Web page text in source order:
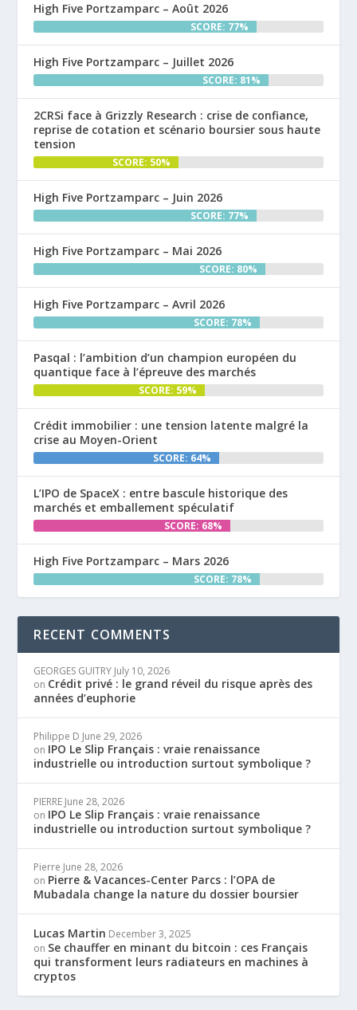
High Five Portzamparc – Août 2026
SCORE: 77%
High Five Portzamparc – Juillet 2026
SCORE: 81%
2CRSi face à Grizzly Research : crise de confiance,
reprise de cotation et scénario boursier sous haute
tension
SCORE: 50%
High Five Portzamparc – Juin 2026
SCORE: 77%
High Five Portzamparc – Mai 2026
SCORE: 80%
High Five Portzamparc – Avril 2026
SCORE: 78%
Pasqal : l’ambition d’un champion européen du
quantique face à l’épreuve des marchés
SCORE: 59%
Crédit immobilier : une tension latente malgré la
crise au Moyen-Orient
SCORE: 64%
L’IPO de SpaceX : entre bascule historique des
marchés et emballement spéculatif
SCORE: 68%
High Five Portzamparc – Mars 2026
SCORE: 78%
RECENT COMMENTS
GEORGES GUITRY July 10, 2026
on Crédit privé : le grand réveil du risque après des
années d’euphorie
Philippe D June 29, 2026
on IPO Le Slip Français : vraie renaissance
industrielle ou introduction surtout symbolique ?
PIERRE June 28, 2026
on IPO Le Slip Français : vraie renaissance
industrielle ou introduction surtout symbolique ?
Pierre June 28, 2026
on Pierre & Vacances-Center Parcs : l’OPA de
Mubadala change la nature du dossier boursier
Lucas Martin December 3, 2025
on Se chauffer en minant du bitcoin : ces Français
qui transforment leurs radiateurs en machines à
cryptos